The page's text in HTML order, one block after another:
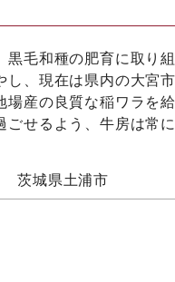
黒毛和種の肥育に取り
し、現在は県内の大宮
場産の良質な稲ワラを
せるよう、牛房は常
茨城県土浦市